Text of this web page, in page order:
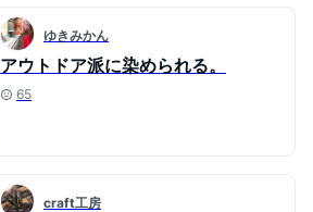
ゆきみかん
アウトドア派に染められる。
65
craft工房